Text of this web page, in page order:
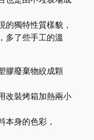
的獨特性質樣貌，
多了些手工的溫
膠廢棄物絞成顆
改裝烤箱加熱兩小
本身的色彩，